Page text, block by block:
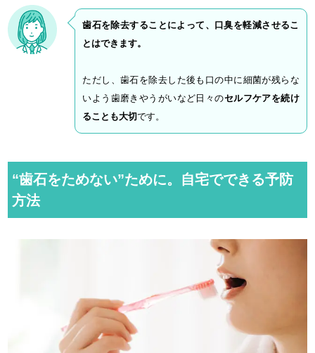
歯石を除去することによって、口臭を軽減させるこ
とはできます。
ただし、歯石を除去した後も口の中に細菌が残らな
いよう歯磨きやうがいなど日々のセルフケアを続け
ることも大切です。
“歯石をためない”ために。自宅でできる予防
方法